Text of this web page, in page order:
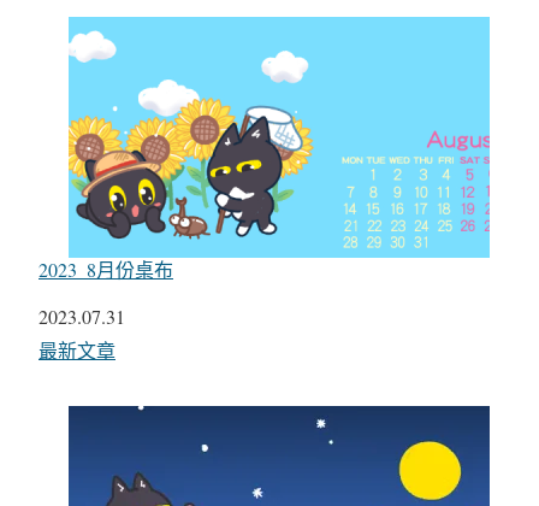
2023_8月份桌布
日期
2023.07.31
關於
最新文章